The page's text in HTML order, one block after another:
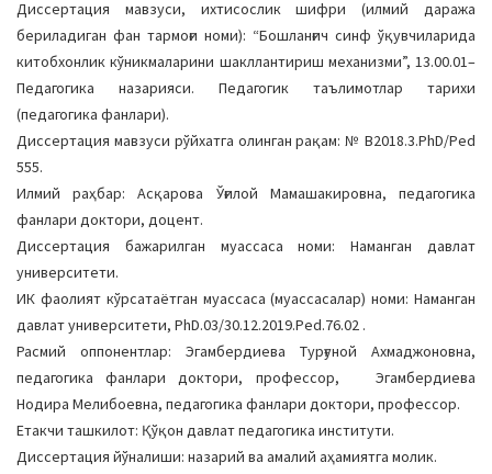
Диссертация мавзуси, ихтисослик шифри (илмий даража
бериладиган фан тармоғи номи): “Бошланғич синф ўқувчиларида
китобхонлик кўникмаларини шакллантириш механизми”, 13.00.01–
Педагогика назарияси. Педагогик таълимотлар тарихи
(педагогика фанлари).
Диссертация мавзуси рўйхатга олинган рақам: № B2018.3.PhD/Ped
555.
Илмий раҳбар: Асқарова Ўғилой Мамашакировна, педагогика
фанлари доктори, доцент.
Диссертация бажарилган муассаса номи: Наманган давлат
университети.
ИК фаолият кўрсатаётган муассаса (муассасалар) номи: Наманган
давлат университети, PhD.03/30.12.2019.Ped.76.02 .
Расмий оппонентлар: Эгамбердиева Турғуной Ахмаджоновна,
педагогика фанлари доктори, профессор, Эгамбердиева
Нодира Мелибоевна, педагогика фанлари доктори, профессор.
Етакчи ташкилот: Қўқон давлат педагогика институти.
Диссертация йўналиши: назарий ва амалий аҳамиятга молик.